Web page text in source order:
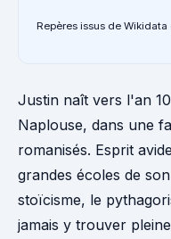
Repères issus de Wikidata
Justin naît vers l'an
Naplouse, dans une
romanisés. Esprit
grandes écoles de
stoïcisme, le
jamais y trouver